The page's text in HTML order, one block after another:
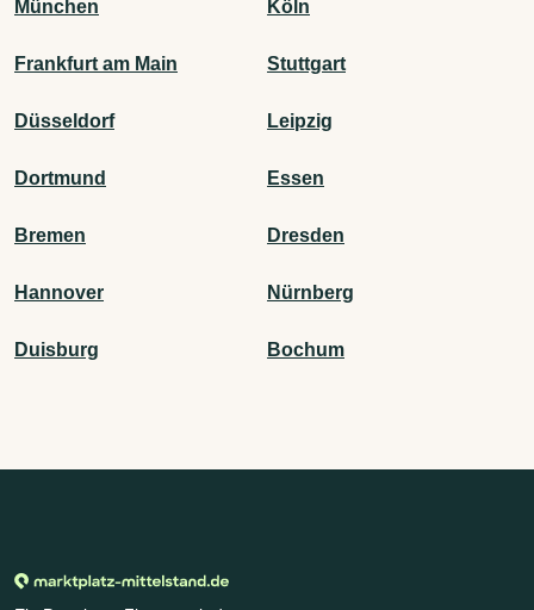
München Köln
Frankfurt am Main Stuttgart
Düsseldorf Leipzig
Dortmund Essen
Bremen Dresden
Hannover Nürnberg
Duisburg Bochum